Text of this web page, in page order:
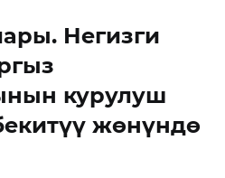
Негизги
курулуш
жөнүндө